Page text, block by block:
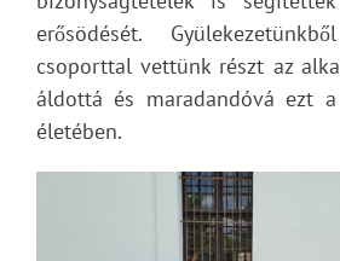
erősödését.
csoporttal vettünk részt az
áldottá és maradandóvá ezt
életében.